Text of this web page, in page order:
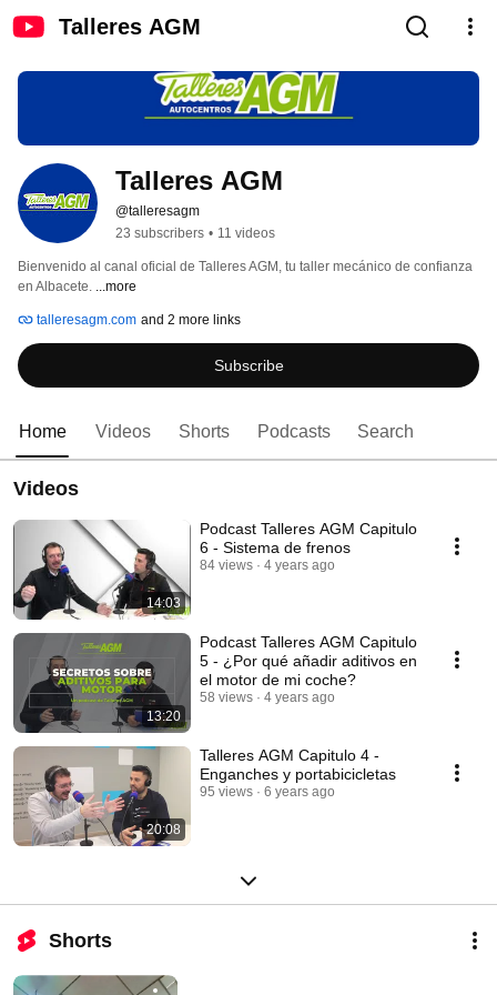
Talleres AGM
Talleres AGM
@talleresagm
23 subscribers • 11 videos
Bienvenido al canal oficial de Talleres AGM, tu taller mecánico de confianza
en Albacete. ...more
talleresagm.com and 2 more links
Subscribe
Home Videos Shorts Podcasts Search
Videos
14:03
Podcast Talleres AGM Capitulo
6 - Sistema de frenos
84 views 4 years ago
13:20
Podcast Talleres AGM Capitulo
5 - ¿Por qué añadir aditivos en
el motor de mi coche?
58 views 4 years ago
20:08
Talleres AGM Capitulo 4 -
Enganches y portabicicletas
95 views 6 years ago
Shorts